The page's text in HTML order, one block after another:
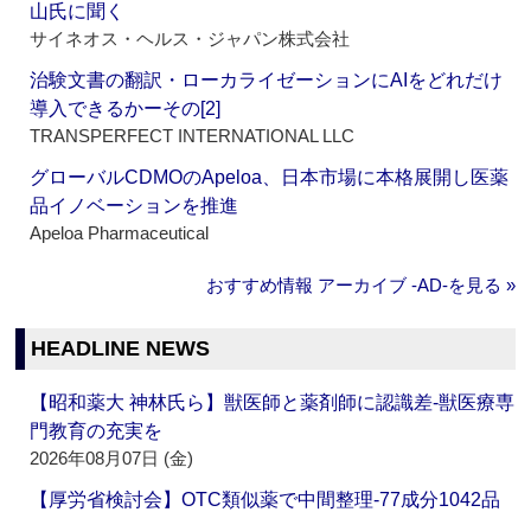
山氏に聞く
サイネオス・ヘルス・ジャパン株式会社
治験文書の翻訳・ローカライゼーションにAIをどれだけ
導入できるかーその[2]
TRANSPERFECT INTERNATIONAL LLC
グローバルCDMOのApeloa、日本市場に本格展開し医薬
品イノベーションを推進
Apeloa Pharmaceutical
おすすめ情報 アーカイブ ‐AD‐を見る »
HEADLINE NEWS
【昭和薬大 神林氏ら】獣医師と薬剤師に認識差‐獣医療専
門教育の充実を
2026年08月07日 (金)
【厚労省検討会】OTC類似薬で中間整理‐77成分1042品